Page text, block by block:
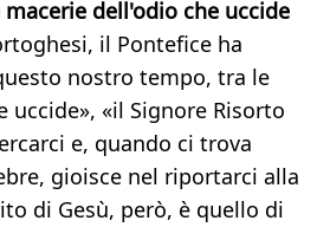
dell'odio che uccide
il Pontefice ha
nostro tempo, tra le
uccide», «il Signore Risorto
e, quando ci trova
gioisce nel riportarci alla
di Gesù, però, è quello di